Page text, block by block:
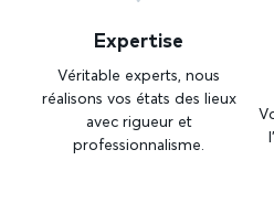
Expertise
Véritable experts, nous
réalisons vos états des lieux
avec rigueur et
professionnalisme.